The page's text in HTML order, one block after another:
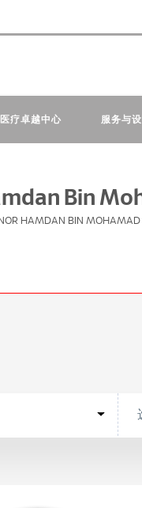
医疗卓越中心 服务与
Bin
HAMDAN BIN MOHAMAD